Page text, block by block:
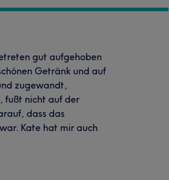
gut aufgehoben
Getränk und auf
zugewandt,
fußt nicht auf der
dass das
Kate hat mir auch